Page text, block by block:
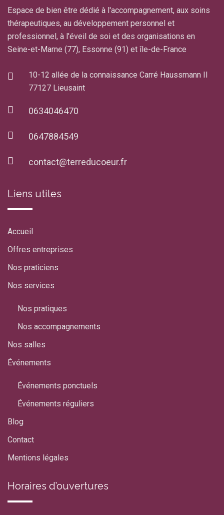
Espace de bien être dédié à l'accompagnement, aux soins
thérapeutiques, au développement personnel et
professionnel, à l'éveil de soi et des organisations en
Seine-et-Marne (77), Essonne (91) et île-de-France
10-12 allée de la connaissance Carré Haussmann II
77127 Lieusaint
0634046470
0647884549
contact@terreducoeur.fr
Liens utiles
Accueil
Offres entreprises
Nos praticiens
Nos services
Nos pratiques
Nos accompagnements
Nos salles
Événements
Événements ponctuels
Événements réguliers
Blog
Contact
Mentions légales
Horaires d’ouvertures